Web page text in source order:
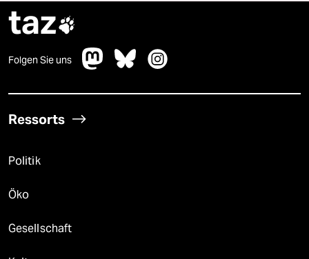
taz
Folgen Sie uns
Ressorts
Politik
Öko
Gesellschaft